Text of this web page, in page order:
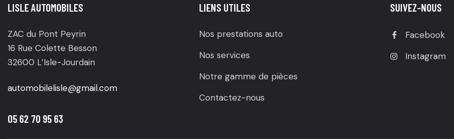
LISLE AUTOMOBILES
ZAC du Pont Peyrin
16 Rue Colette Besson
32600 L’Isle-Jourdain
automobilelisle@gmail.com
05 62 70 95 63
LIENS UTILES
Nos prestations auto
Nos services
Notre gamme de pièces
Contactez-nous
SUIVEZ-NOUS
Facebook
Instagram